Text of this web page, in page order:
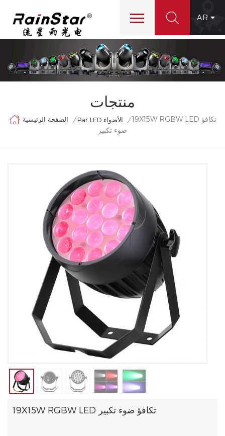
AR
منتجات
الصفحة الرئيسية / Par LED الأضواء / 19X15W RGBW LED تكافؤ
ضوء تكبير
19X15W RGBW LED تكافؤ ضوء تكبير